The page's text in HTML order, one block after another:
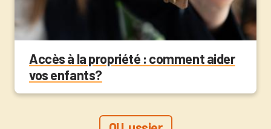
Accès à la propriété : comment aider
vos enfants?